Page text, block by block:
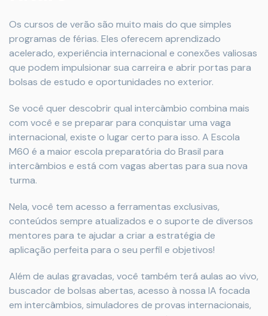
Os cursos de verão são muito mais do que simples
programas de férias. Eles oferecem aprendizado
acelerado, experiência internacional e conexões valiosas
que podem impulsionar sua carreira e abrir portas para
bolsas de estudo e oportunidades no exterior.
Se você quer descobrir qual intercâmbio combina mais
com você e se preparar para conquistar uma vaga
internacional, existe o lugar certo para isso. A Escola
M60 é a maior escola preparatória do Brasil para
intercâmbios e está com vagas abertas para sua nova
turma.
Nela, você tem acesso a ferramentas exclusivas,
conteúdos sempre atualizados e o suporte de diversos
mentores para te ajudar a criar a estratégia de
aplicação perfeita para o seu perfil e objetivos!
Além de aulas gravadas, você também terá aulas ao vivo,
buscador de bolsas abertas, acesso à nossa IA focada
em intercâmbios, simuladores de provas internacionais,